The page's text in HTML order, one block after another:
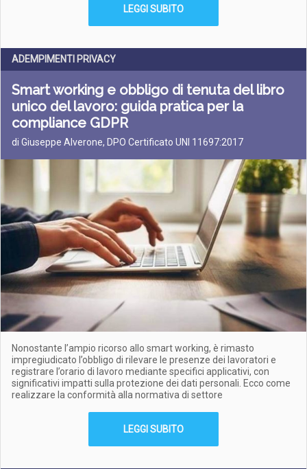
LEGGI SUBITO
ADEMPIMENTI PRIVACY
Smart working e obbligo di tenuta del libro
unico del lavoro: guida pratica per la
compliance GDPR
di Giuseppe Alverone, DPO Certificato UNI 11697:2017
Nonostante l’ampio ricorso allo smart working, è rimasto
impregiudicato l’obbligo di rilevare le presenze dei lavoratori e
registrare l’orario di lavoro mediante specifici applicativi, con
significativi impatti sulla protezione dei dati personali. Ecco come
realizzare la conformità alla normativa di settore
LEGGI SUBITO